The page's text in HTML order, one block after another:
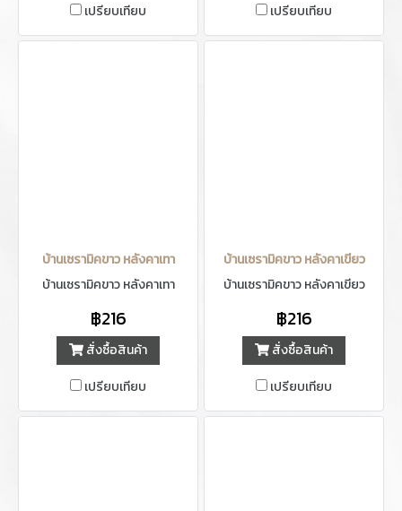
เปรียบเทียบ
เปรียบเทียบ
บ้านเซรามิคขาว หลังคาเทา
บ้านเซรามิคขาว หลังคาเทา
฿216
สั่งซื้อสินค้า
เปรียบเทียบ
บ้านเซรามิคขาว หลังคาเขียว
บ้านเซรามิคขาว หลังคาเขียว
฿216
สั่งซื้อสินค้า
เปรียบเทียบ